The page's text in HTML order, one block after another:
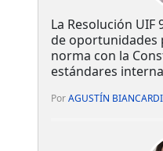
La Resolución UIF
de oportunidades
norma con la
estándares
PorAGUSTÍN BIANCARDI